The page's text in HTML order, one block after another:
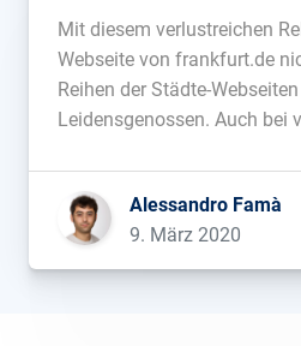
bisher knapp 50%
gekostet hat
Mit diesem verlustreichen
Webseite von frankfurt.de
Reihen der Städte-
Leidensgenossen. Auch bei
hamburg.de oder auch
oder größere
dazugehörigen
Verantwortlichen, dass die
Alessandro Famà
9. März 2020